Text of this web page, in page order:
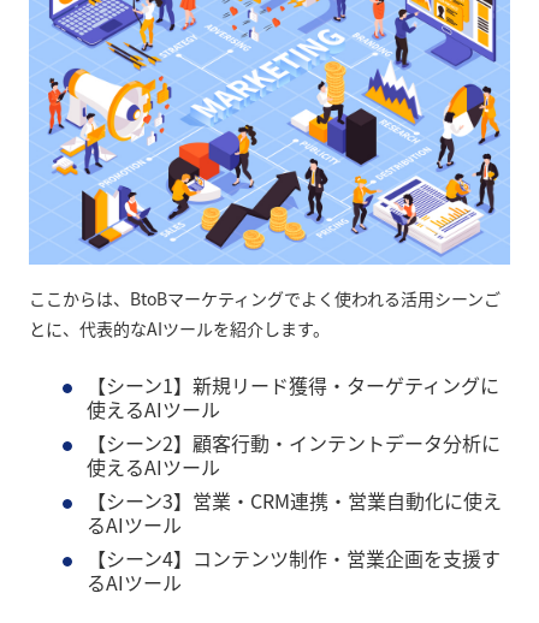
ここからは、BtoBマーケティングでよく使われる活用シーンご
とに、代表的なAIツールを紹介します。
【シーン1】新規リード獲得・ターゲティングに
使えるAIツール
【シーン2】顧客行動・インテントデータ分析に
使えるAIツール
【シーン3】営業・CRM連携・営業自動化に使え
るAIツール
【シーン4】コンテンツ制作・営業企画を支援す
るAIツール